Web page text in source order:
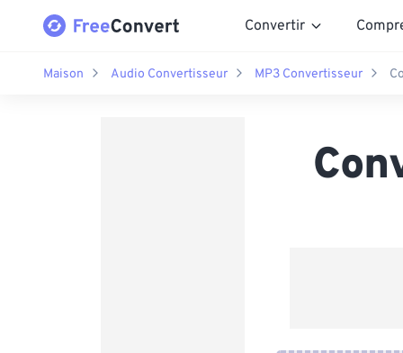
Convertir
Maison Audio Convertisseur MP3 Convertisseur